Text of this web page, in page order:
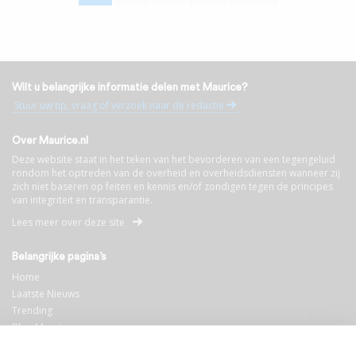
Wilt u belangrijke informatie delen met Maurice?
Stuur uw tip, vraag of verzoek naar de redactie
Over Maurice.nl
Deze website staat in het teken van het bevorderen van een tegengeluid
rondom het optreden van de overheid en overheidsdiensten wanneer zij
zich niet baseren op feiten en kennis en/of zondigen tegen de principes
van integriteit en transparantie.
Lees meer over deze site
Belangrijke pagina’s
Home
Laatste Nieuws
Trending
Blog Maurice